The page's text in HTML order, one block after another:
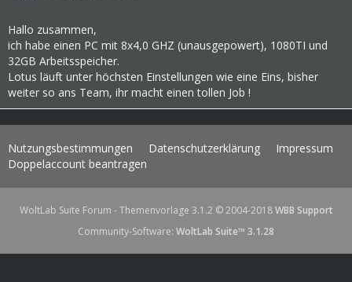
Hallo zusammen,
ich habe einen PC mit 8x4,0 GHZ (unausgepowert), 1080TI und
32GB Arbeitsspeicher.
Lotus läuft unter höchsten Einstellungen wie eine Eins, bisher
weiter so ans Team, ihr macht einen tollen Job !
Nutzungsbestimmungen Datenschutzerklärung
Impressum
Doppelaccount beantragen
WoltLab Suite Forum - Themenvorlage 3.1.2 © 2004-2018WBB Support
Community-Software: WoltLab Suite™ 3.1.28